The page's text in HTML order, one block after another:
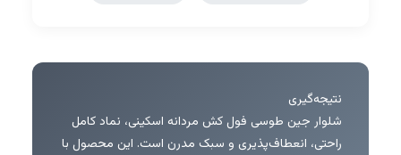
نتیجه‌گیری
شلوار جین طوسی فول کش مردانه اسکینی، نماد کامل
راحتی، انعطاف‌پذیری و سبک مدرن است. این محصول با